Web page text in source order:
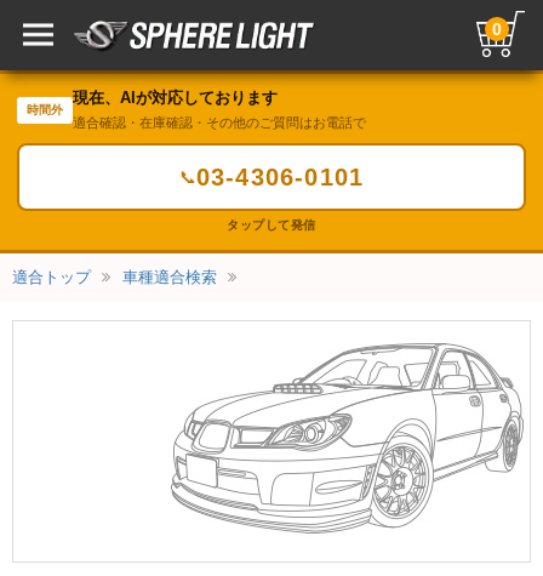
0
時間外
現在、AIが対応しております
適合確認・在庫確認・その他のご質問はお電話で
📞03-4306-0101
タップして発信
適合トップ 車種適合検索